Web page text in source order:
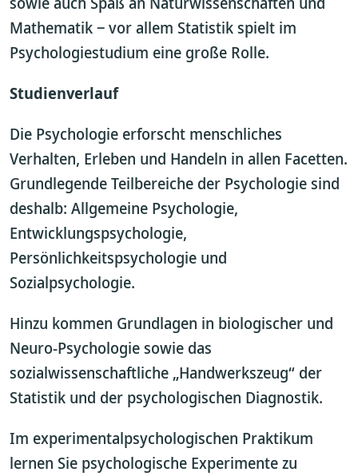
Mathematik ‒ vor allem Statistik spielt im
Psychologiestudium eine große Rolle.
Studienverlauf
Die Psychologie erforscht menschliches
Verhalten, Erleben und Handeln in allen Facetten.
Grundlegende Teilbereiche der Psychologie sind
deshalb: Allgemeine Psychologie,
Entwicklungspsychologie,
Persönlichkeitspsychologie und
Sozialpsychologie.
Hinzu kommen Grundlagen in biologischer und
Neuro-Psychologie sowie das
sozialwissenschaftliche „Handwerkszeug“ der
Statistik und der psychologischen Diagnostik.
Im experimentalpsychologischen Praktikum
lernen Sie psychologische Experimente zu